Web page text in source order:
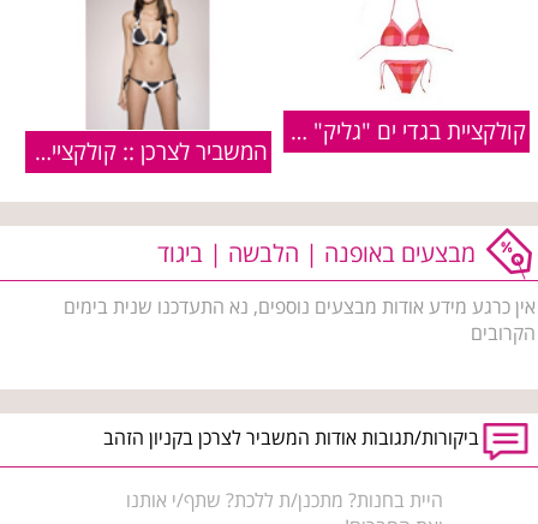
קולקציית בגדי ים "גליק" 2011
המשביר לצרכן :: קולקציית בגדי ים נשים :: קיץ 2009
מבצעים באופנה | הלבשה | ביגוד
אין כרגע מידע אודות מבצעים נוספים, נא התעדכנו שנית בימים
הקרובים
ביקורות/תגובות אודות המשביר לצרכן בקניון הזהב
היית בחנות? מתכנן/ת ללכת? שתף/י אותנו